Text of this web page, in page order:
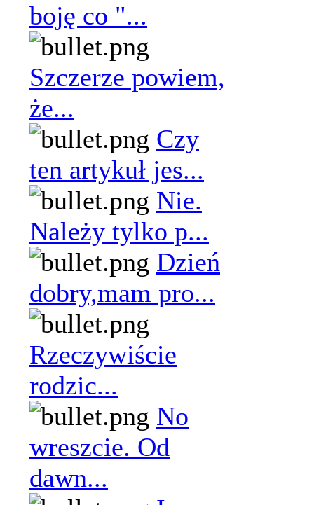
boję co "...
Szczerze powiem,
że...
Czy
ten artykuł jes...
Nie.
Należy tylko p...
Dzień
dobry,mam pro...
Rzeczywiście
rodzic...
No
wreszcie. Od
dawn...